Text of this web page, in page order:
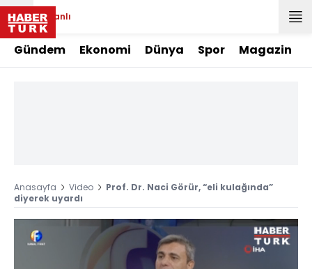
Canlı
Gündem Ekonomi Dünya Spor Magazin
Anasayfa Video
Prof. Dr. Naci Görür, “eli kulağında”
diyerek uyardı